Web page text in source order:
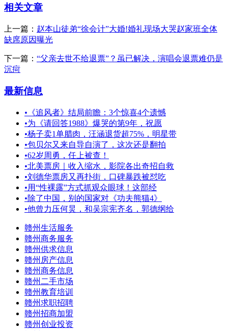
相关文章
上一篇： 赵本山徒弟“徐会计”大婚!婚礼现场大哭赵家班全体
缺席原因曝光
下一篇： “父亲去世不给退票”？虽已解决，演唱会退票难仍是
沉疴
最新信息
• 《追风者》结局前瞻：3个惊喜4个遗憾
•为《请回答1988》爆哭的第9年，祝愿
•杨子卖1单腊肉，汪涵退货超75%，明星带
•包贝尔又来自导自演了，这次还是翻拍
•62岁周勇，任上被查！
•北美票房｜收入缩水，影院各出奇招自救
•刘德华票房又再扑街，口碑暴跌被怼吃
•用“性裸露”方式抓观众眼球！这部经
•除了中国，别的国家对《功夫熊猫4》
•他曾力压何炅，和吴宗宪齐名，郭德纲给
赣州生活服务
赣州商务服务
赣州供求信息
赣州房产信息
赣州商务信息
赣州二手市场
赣州教育培训
赣州求职招聘
赣州招商加盟
赣州创业投资